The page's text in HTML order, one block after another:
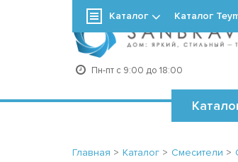
Пн-пт с 9:00 до 18:00
Каталог Каталог
Главная > Каталог > Смесители >